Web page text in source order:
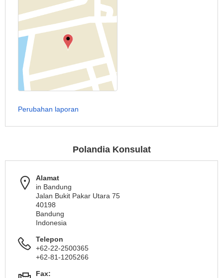
Perubahan laporan
Polandia Konsulat
Alamat
in Bandung
Jalan Bukit Pakar Utara 75
40198
Bandung
Indonesia
Telepon
+62-22-2500365
+62-81-1205266
Fax: